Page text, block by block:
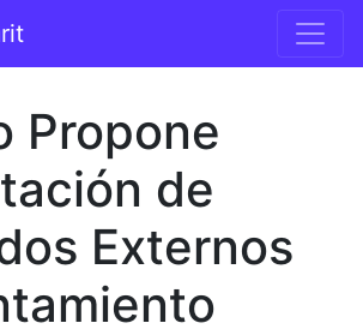
principal
Propone
de
Externos